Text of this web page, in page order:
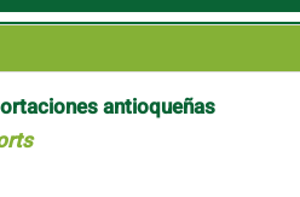
antioqueñas